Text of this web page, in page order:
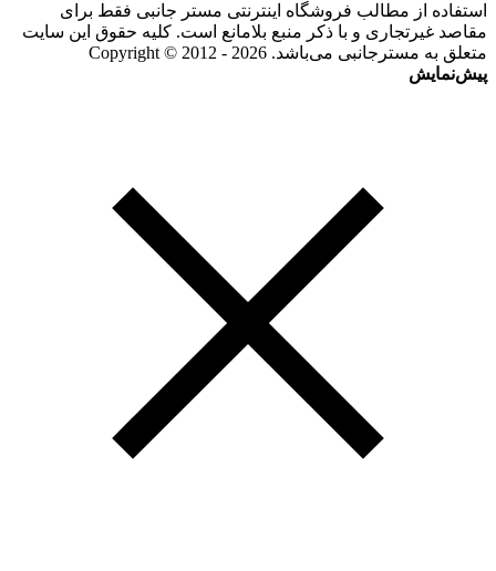
استفاده از مطالب فروشگاه اینترنتی مستر جانبی فقط برای
مقاصد غیرتجاری و با ذکر منبع بلامانع است. کلیه حقوق این سایت
متعلق به مسترجانبی می‌باشد. Copyright © 2012 - 2026
پیش‌نمایش